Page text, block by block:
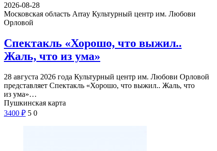
2026-08-28
Московская область Array Культурный центр им. Любови
Орловой
Спектакль «Хорошо, что выжил..
Жаль, что из ума»
28 августа 2026 года Культурный центр им. Любови Орловой
представляет Спектакль «Хорошо, что выжил.. Жаль, что
из ума»…
Пушкинская карта
3400 ₽ 5 0